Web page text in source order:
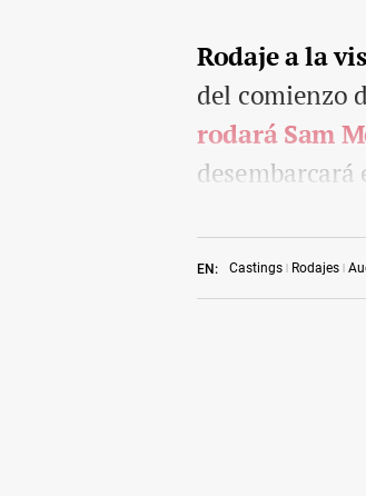
EN: Castings Rodajes
Rodaje a la
del comienzo
rodará Sam